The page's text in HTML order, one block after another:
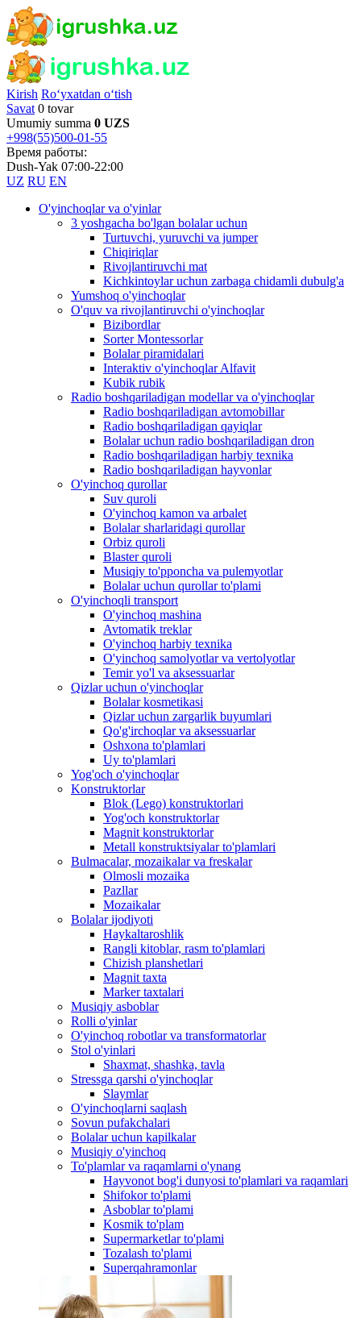
Kirish Ro‘yxatdan o‘tish
Savat 0 tovar
Umumiy summa 0 UZS
+998(55)500-01-55
Время работы:
Dush-Yak 07:00-22:00
UZ RU EN
O'yinchoqlar va o'yinlar
3 yoshgacha bo'lgan bolalar uchun
Turtuvchi, yuruvchi va jumper
Chiqiriqlar
Rivojlantiruvchi mat
Kichkintoylar uchun zarbaga chidamli dubulg'a
Yumshoq o'yinchoqlar
O'quv va rivojlantiruvchi o'yinchoqlar
Bizibordlar
Sorter Montessorlar
Bolalar piramidalari
Interaktiv o'yinchoqlar Alfavit
Kubik rubik
Radio boshqariladigan modellar va o'yinchoqlar
Radio boshqariladigan avtomobillar
Radio boshqariladigan qayiqlar
Bolalar uchun radio boshqariladigan dron
Radio boshqariladigan harbiy texnika
Radio boshqariladigan hayvonlar
O'yinchoq qurollar
Suv quroli
O'yinchoq kamon va arbalet
Bolalar sharlaridagi qurollar
Orbiz quroli
Blaster quroli
Musiqiy to'pponcha va pulemyotlar
Bolalar uchun qurollar to'plami
O'yinchoqli transport
O'yinchoq mashina
Avtomatik treklar
O'yinchoq harbiy texnika
O'yinchoq samolyotlar va vertolyotlar
Temir yo'l va aksessuarlar
Qizlar uchun o'yinchoqlar
Bolalar kosmetikasi
Qizlar uchun zargarlik buyumlari
Qo'g'irchoqlar va aksessuarlar
Oshxona to'plamlari
Uy to'plamlari
Yog'och o'yinchoqlar
Konstruktorlar
Blok (Lego) konstruktorlari
Yog'och konstruktorlar
Magnit konstruktorlar
Metall konstruktsiyalar to'plamlari
Bulmacalar, mozaikalar va freskalar
Olmosli mozaika
Pazllar
Mozaikalar
Bolalar ijodiyoti
Haykaltaroshlik
Rangli kitoblar, rasm to'plamlari
Chizish planshetlari
Magnit taxta
Marker taxtalari
Musiqiy asboblar
Rolli o'yinlar
O'yinchoq robotlar va transformatorlar
Stol o'yinlari
Shaxmat, shashka, tavla
Stressga qarshi o'yinchoqlar
Slaymlar
O'yinchoqlarni saqlash
Sovun pufakchalari
Bolalar uchun kapilkalar
Musiqiy o'yinchoq
To'plamlar va raqamlarni o'ynang
Hayvonot bog'i dunyosi to'plamlari va raqamlari
Shifokor to'plami
Asboblar to'plami
Kosmik to'plam
Supermarketlar to'plami
Tozalash to'plami
Superqahramonlar